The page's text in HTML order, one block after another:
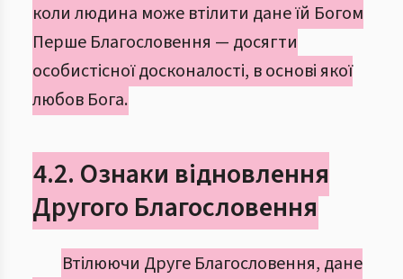
коли людина може втілити дане їй Богом
Перше Благословення — досягти
особистісної досконалості, в основі якої
любов Бога.
4.2. Ознаки відновлення
Другого Благословення
Втілюючи Друге Благословення, дане